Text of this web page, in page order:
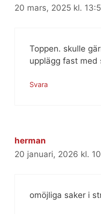
20 mars, 2025 kl.
Toppen. skulle
upplägg fast med
Svara
herman
20 januari, 2026 kl.
omöjliga saker i